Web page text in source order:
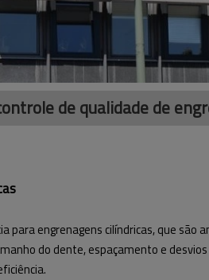
de qualidade de
para engrenagens cilíndricas, que
do dente, espaçamento e